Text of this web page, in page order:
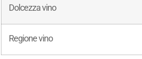
Dolcezza vino
Regione vino